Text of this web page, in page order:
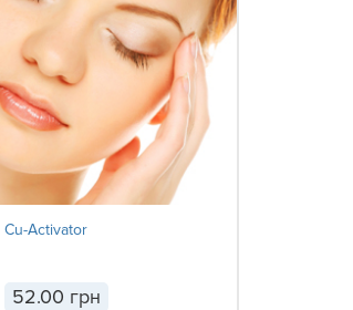
Cu-Activator
52.00 грн